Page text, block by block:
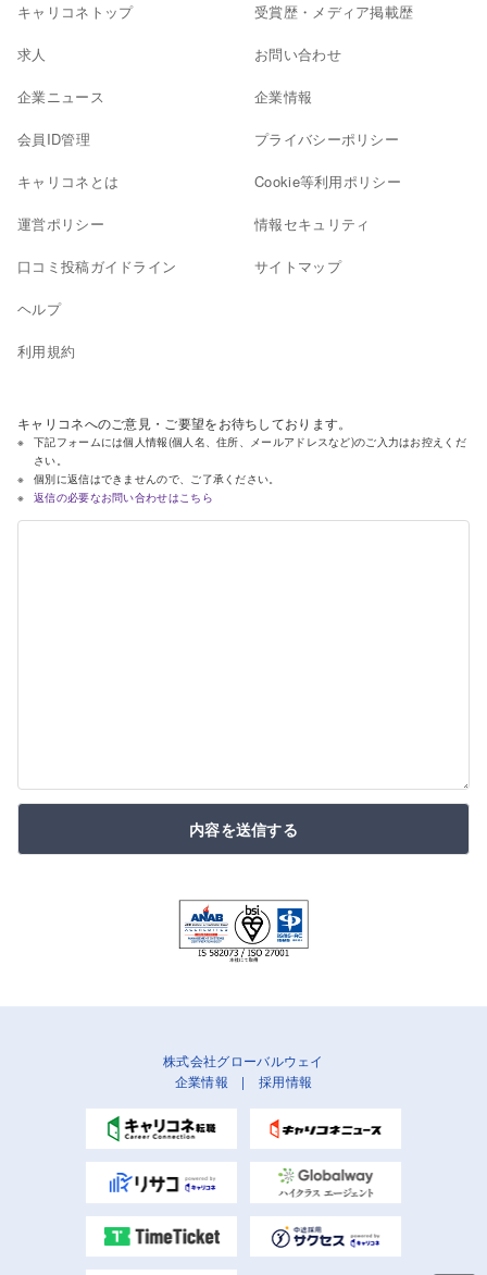
キャリコネトップ
求人
企業ニュース
会員ID管理
キャリコネとは
運営ポリシー
口コミ投稿ガイドライン
ヘルプ
利用規約
受賞歴・メディア掲載歴
お問い合わせ
企業情報
プライバシーポリシー
Cookie等利用ポリシー
情報セキュリティ
サイトマップ
キャリコネへのご意見・ご要望をお待ちしております。
下記フォームには個人情報(個人名、住所、メールアドレスなど)のご入力はお控えくだ
さい。
個別に返信はできませんので、ご了承ください。
返信の必要なお問い合わせはこちら
内容を送信する
株式会社グローバルウェイ
企業情報 | 採用情報